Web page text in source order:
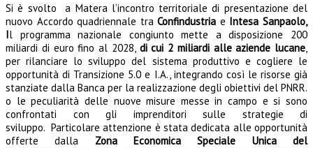
Si è svolto a Matera l’incontro territoriale di presentazione del
nuovo Accordo quadriennale traConfindustria e Intesa Sanpaolo,
Il programma nazionale congiunto mette a disposizione 200
miliardi di euro fino al 2028, di cui 2 miliardi alle aziende lucane,
per rilanciare lo sviluppo del sistema produttivo e cogliere le
opportunità di Transizione 5.0 e I.A., integrando così le risorse già
stanziate dalla Banca per la realizzazione degli obiettivi del PNRR.
o le peculiarità delle nuove misure messe in campo e si sono
confrontati con gli imprenditori sulle strategie di
sviluppo. Particolare attenzione è stata dedicata alle opportunità
offerte dalla Zona Economica Speciale Unica del